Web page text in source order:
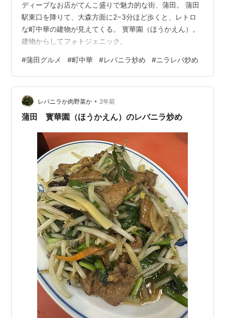
ディープなお店がてんこ盛りで魅力的な街、蒲田。 蒲田
駅東口を降りて、大森方面に2−3分ほど歩くと、レトロ
な町中華の建物が見えてくる。 寳華園（ほうかえん）。
建物からしてフォトジェニック。
#蒲田グルメ #町中華 #レバニラ炒め #ニラレバ炒め
レバニラか肉野菜か • 2年前
蒲田 寳華園（ほうかえん）のレバニラ炒め